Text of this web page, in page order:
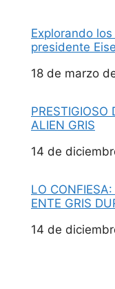
Explorando
presidente
Fecha
18 de marzo
PRESTIGIOSO
ALIEN GRIS
Fecha
14 de
LO
ENTE GRIS
Fecha
14 de